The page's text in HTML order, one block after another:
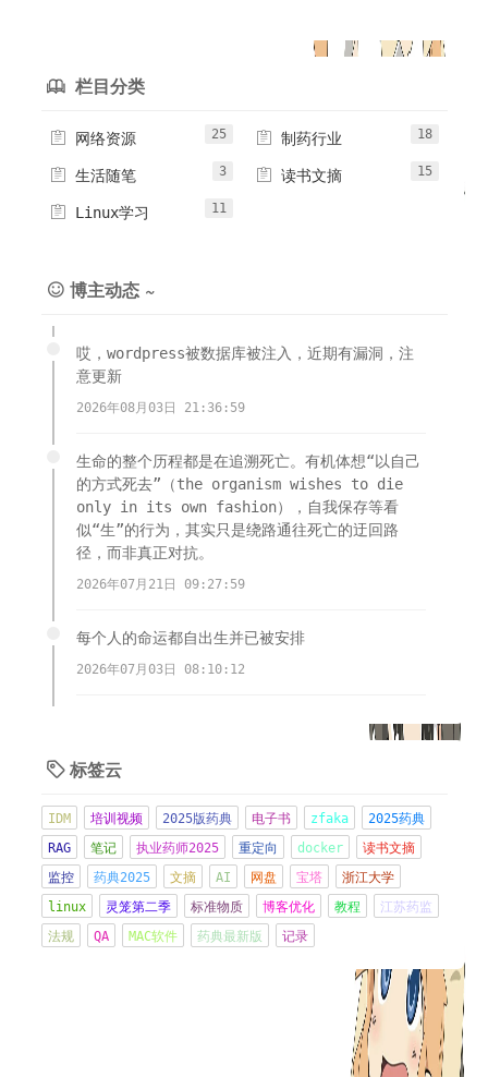
 栏目分类
 网络资源 25  制药行业 18
 生活随笔 3  读书文摘 15
 Linux学习 11
 博主动态 ~
哎，wordpress被数据库被注入，近期有漏洞，注
意更新
2026年08月03日 21:36:59
生命的整个历程都是在追溯死亡。有机体想“以自己
的方式死去”（the organism wishes to die
only in its own fashion），自我保存等看
似“生”的行为，其实只是绕路通往死亡的迂回路
径，而非真正对抗。
2026年07月21日 09:27:59
每个人的命运都自出生并已被安排
2026年07月03日 08:10:12
多个服务器遭到木马植入，挖矿，跑流量，端口扫
2026年06月21日 08:57:16
现在CMO都好卷，交付物其实都做的不好，因为太忙
了
2026年06月08日 21:15:42
管住嘴
CRS-细胞因子释放综合征Cytokine Release
 标签云
IDM 培训视频 2025版药典 电子书 zfaka
2025药典
RAG
笔记 执业药师2025 重定向 docker
读书文摘
监控
药典2025 文摘 AI 网盘 宝塔
浙江大学
linux
灵笼第二季 标准物质 博客优化 教程
江苏药监
法规
QA MAC软件 药典最新版 记录